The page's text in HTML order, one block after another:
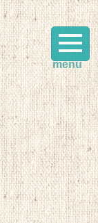
menu